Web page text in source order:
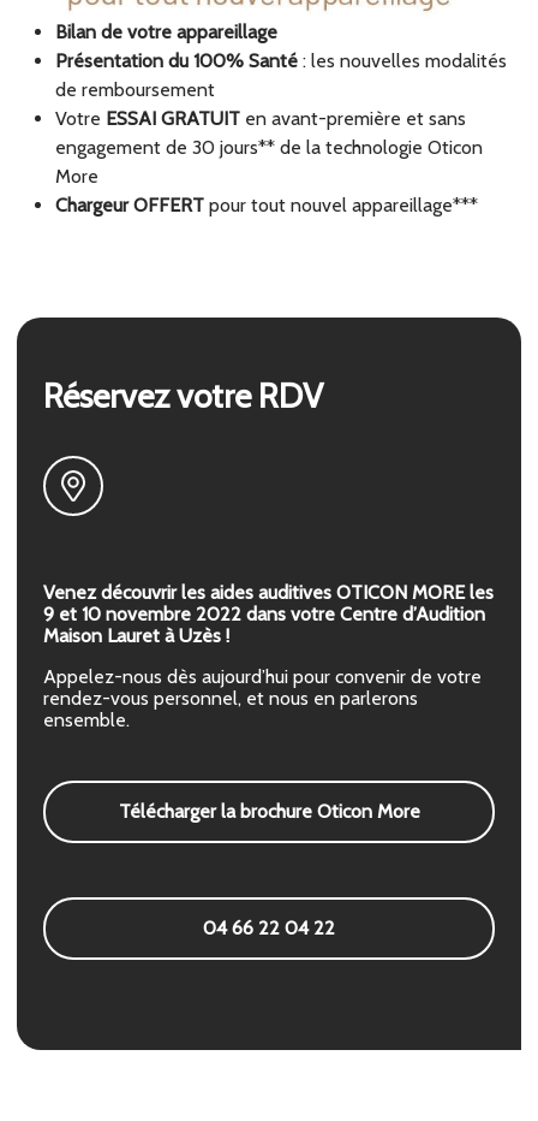
Bilan de votre appareillage
Présentation du 100% Santé : les nouvelles modalités
de remboursement
Votre ESSAI GRATUIT en avant-première et sans
engagement de 30 jours** de la technologie Oticon
More
Chargeur OFFERT pour tout nouvel appareillage***
Réservez votre RDV
Venez découvrir les aides auditives OTICON MORE les
9 et 10 novembre 2022 dans votre Centre d’Audition
Maison Lauret à Uzès !
Appelez-nous dès aujourd’hui pour convenir de votre
rendez-vous personnel, et nous en parlerons
ensemble.
Télécharger la brochure Oticon More
04 66 22 04 22